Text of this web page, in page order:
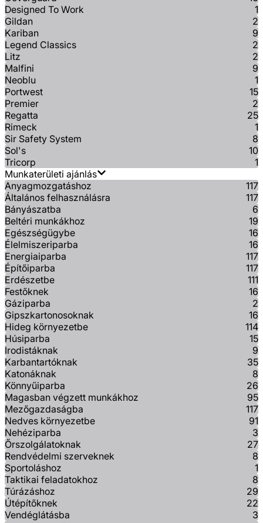
Designed To Work
1
Gildan
2
Kariban
9
Legend Classics
2
Litz
2
Malfini
9
Neoblu
1
Portwest
15
Premier
2
Regatta
25
Rimeck
1
Sir Safety System
8
Sol's
10
Tricorp
1
Munkaterületi ajánlás
Anyagmozgatáshoz
117
Általános felhasználásra
117
Bányászatba
6
Beltéri munkákhoz
19
Egészségügybe
16
Élelmiszeriparba
16
Energiaiparba
117
Építőiparba
117
Erdészetbe
111
Festőknek
16
Gáziparba
2
Gipszkartonosoknak
16
Hideg környezetbe
114
Húsiparba
15
Irodistáknak
9
Karbantartóknak
35
Katonáknak
8
Könnyűiparba
26
Magasban végzett munkákhoz
95
Mezőgazdaságba
117
Nedves környezetbe
91
Nehéziparba
3
Őrszolgálatoknak
27
Rendvédelmi szerveknek
8
Sportoláshoz
1
Taktikai feladatokhoz
8
Túrázáshoz
29
Útépítőknek
22
Vendéglátásba
3